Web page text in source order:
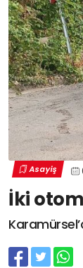
Asayiş
İki